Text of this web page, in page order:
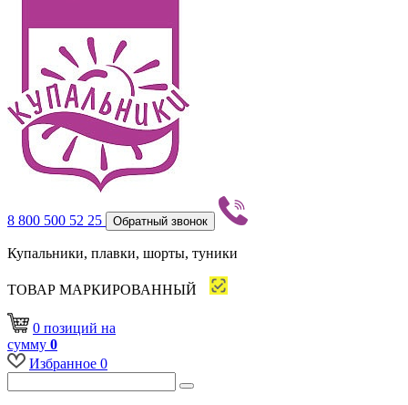
8 800 500 52 25 Обратный звонок
Купальники, плавки, шорты, туники
ТОВАР МАРКИРОВАННЫЙ
0 позиций на
сумму 0
Избранное 0